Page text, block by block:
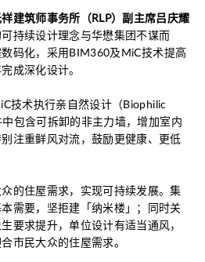
祥建筑师事务所（RLP）副主席吕庆耀
持续设计理念与华懋集团不谋而
码化，采用BIM360及MiC技术提高
成深化设计。
技术执行亲自然设计（Biophilic
包含可拆卸的非主力墙，增加室内
注重鲜风对流，鼓励更健康、更低
的住屋需求，实现可持续发展。集
需要，坚拒建「纳米楼」；同时关
要求提升，单位设计有适当通风，
市民大众的住屋需求。